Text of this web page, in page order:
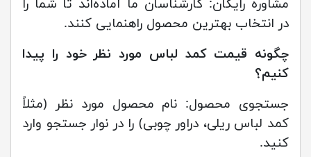
مشاوره رایگان: کارشناسان ما آماده‌اند تا شما را
در انتخاب بهترین محصول راهنمایی کنند.
چگونه قیمت کمد لباس مورد نظر خود را پیدا
کنیم؟
جستجوی محصول: نام محصول مورد نظر (مثلاً
کمد لباس ریلی، دراور چوبی) را در نوار جستجو وارد
کنید.